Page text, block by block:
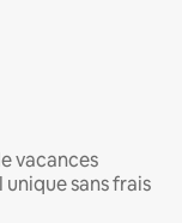
vacances
sans frais